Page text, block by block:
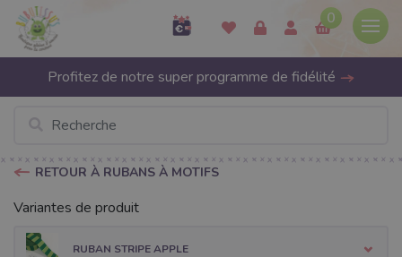
0
Profitez de notre super programme de fidélité
RETOUR À RUBANS À MOTIFS
Variantes de produit
RUBAN STRIPE APPLE